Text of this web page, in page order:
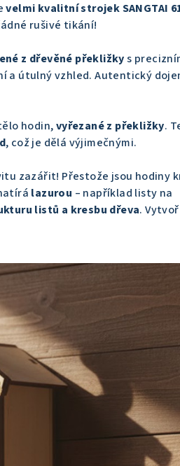
velmi kvalitní strojek SANGTAI
rušivé tikání!
z dřevěné překližkys
a útulný vzhled. Autentický
hodin,vyřezané z překližky.
, což je dělá výjimečnými.
zazářit! Přestože jsou hodiny
lazurou – například listy na
listů a kresbu dřeva.